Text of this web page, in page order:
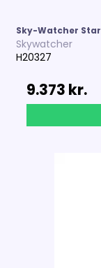
Sky-Watcher
Skywatcher
H20327
9.373 kr.